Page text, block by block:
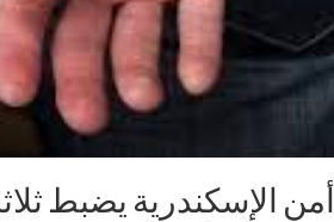
أمن الإسكندرية يضبط